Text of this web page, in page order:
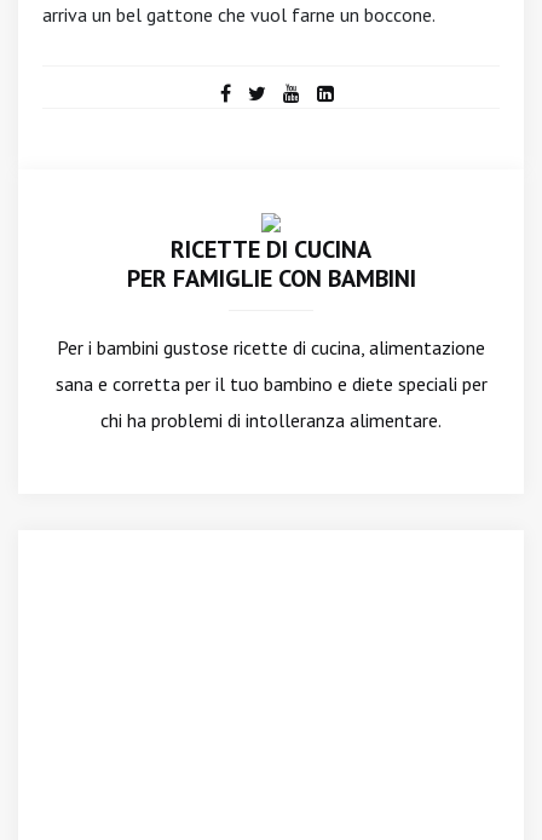
arriva un bel gattone che vuol farne un boccone.
RICETTE DI CUCINA
PER FAMIGLIE CON BAMBINI
Per i bambini gustose ricette di cucina, alimentazione
sana e corretta per il tuo bambino e diete speciali per
chi ha problemi di intolleranza alimentare.